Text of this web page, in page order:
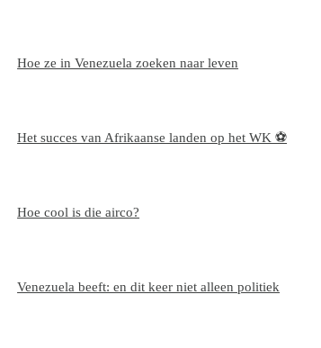
Hoe ze in Venezuela zoeken naar leven
Het succes van Afrikaanse landen op het WK ⚽
Hoe cool is die airco?
Venezuela beeft: en dit keer niet alleen politiek